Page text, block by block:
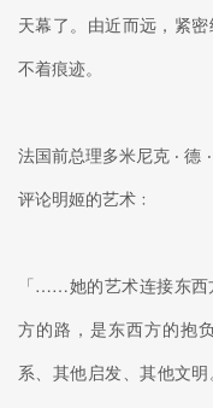
天幕了。由近而远，紧
不着痕迹。
法国前总理多米尼克 ‧ 德
评论明姬的艺术﹕
「……她的艺术连接东西
方的路，是东西方的抱
系、其他启发、其他文